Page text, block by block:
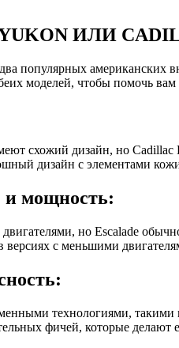
ИЛИ
популярных американских
моделей, чтобы помочь
схожий дизайн, но
дизайн с элементами
и мощность:
но Escalade
версиях с меньшими
технологиями, такими
фичей, которые делают